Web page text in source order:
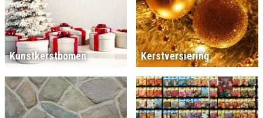
Kunstkerstbomen Kerstversiering